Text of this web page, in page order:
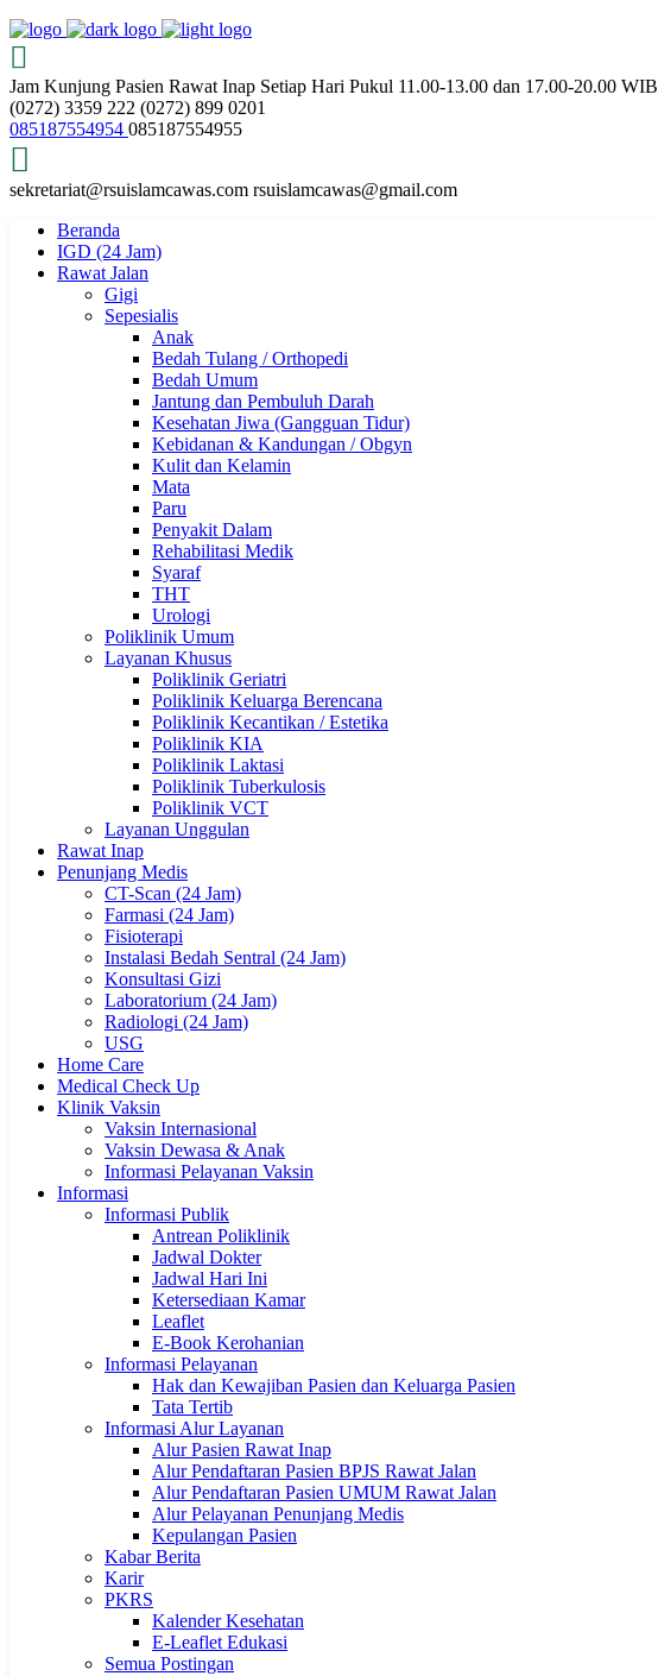
Jam Kunjung Pasien Rawat Inap Setiap Hari Pukul 11.00-13.00 dan 17.00-20.00 WIB
(0272) 3359 222 (0272) 899 0201
085187554954 085187554955
sekretariat@rsuislamcawas.com rsuislamcawas@gmail.com
Beranda
IGD (24 Jam)
Rawat Jalan
Gigi
Sepesialis
Anak
Bedah Tulang / Orthopedi
Bedah Umum
Jantung dan Pembuluh Darah
Kesehatan Jiwa (Gangguan Tidur)
Kebidanan & Kandungan / Obgyn
Kulit dan Kelamin
Mata
Paru
Penyakit Dalam
Rehabilitasi Medik
Syaraf
THT
Urologi
Poliklinik Umum
Layanan Khusus
Poliklinik Geriatri
Poliklinik Keluarga Berencana
Poliklinik Kecantikan / Estetika
Poliklinik KIA
Poliklinik Laktasi
Poliklinik Tuberkulosis
Poliklinik VCT
Layanan Unggulan
Rawat Inap
Penunjang Medis
CT-Scan (24 Jam)
Farmasi (24 Jam)
Fisioterapi
Instalasi Bedah Sentral (24 Jam)
Konsultasi Gizi
Laboratorium (24 Jam)
Radiologi (24 Jam)
USG
Home Care
Medical Check Up
Klinik Vaksin
Vaksin Internasional
Vaksin Dewasa & Anak
Informasi Pelayanan Vaksin
Informasi
Informasi Publik
Antrean Poliklinik
Jadwal Dokter
Jadwal Hari Ini
Ketersediaan Kamar
Leaflet
E-Book Kerohanian
Informasi Pelayanan
Hak dan Kewajiban Pasien dan Keluarga Pasien
Tata Tertib
Informasi Alur Layanan
Alur Pasien Rawat Inap
Alur Pendaftaran Pasien BPJS Rawat Jalan
Alur Pendaftaran Pasien UMUM Rawat Jalan
Alur Pelayanan Penunjang Medis
Kepulangan Pasien
Kabar Berita
Karir
PKRS
Kalender Kesehatan
E-Leaflet Edukasi
Semua Postingan